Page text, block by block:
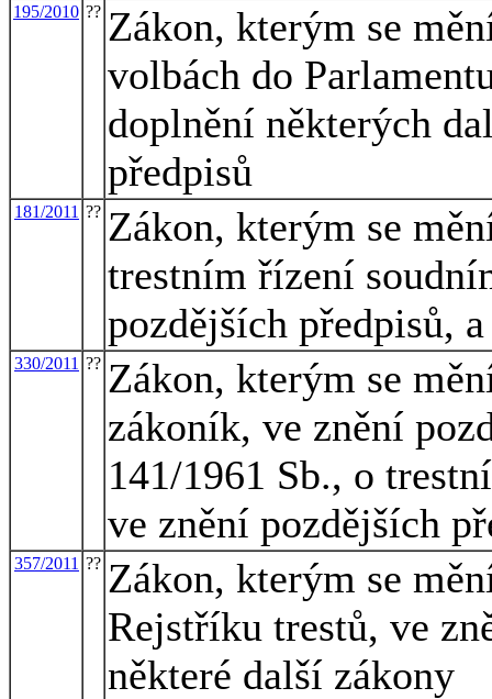
195/2010 ?? Zákon, kterým se
volbách do
doplnění některých
předpisů
181/2011 ?? Zákon, kterým se
trestním řízení
pozdějších předpisů,
330/2011 ?? Zákon, kterým se
zákoník, ve znění
141/1961 Sb., o
ve znění pozdějších
357/2011 ?? Zákon, kterým se
Rejstříku trestů, ve
některé další zákony